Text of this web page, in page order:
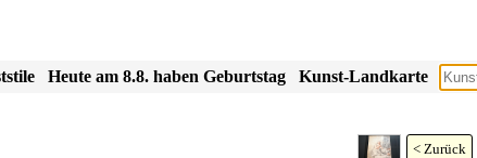
Kunst-Landkarte
Heute am 8.8. haben Geburtstag
< Zurück